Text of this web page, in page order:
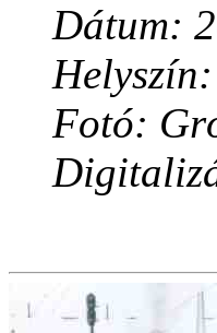
Dátum:
Fotó: